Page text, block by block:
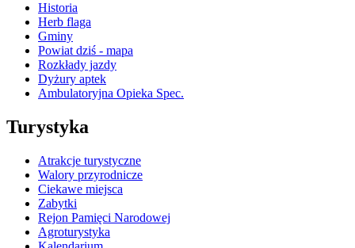
Historia
Herb flaga
Gminy
Powiat dziś - mapa
Rozkłady jazdy
Dyżury aptek
Ambulatoryjna Opieka Spec.
Turystyka
Atrakcje turystyczne
Walory przyrodnicze
Ciekawe miejsca
Zabytki
Rejon Pamięci Narodowej
Agroturystyka